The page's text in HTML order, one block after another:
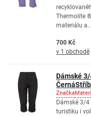
Thermolite
materiálu a...
700 Kč
v 1 obchodě
Dámské
Značka
Dámské 3/
turistiku i